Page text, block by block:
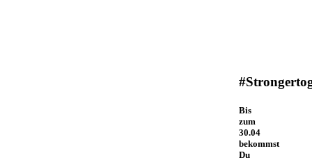
Bis
zum
30.04
bekommst
Du